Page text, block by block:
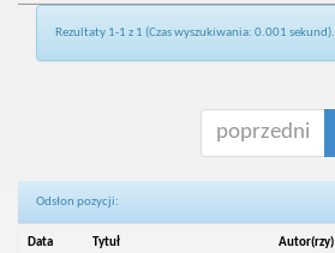
Rezultaty 1-1 z 1 (Czas wyszukiwania: 0.001 sekund).
poprzedni
Odsłon pozycji:
Data
Tytuł Autor(rzy)